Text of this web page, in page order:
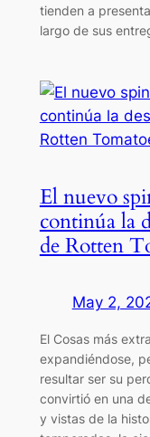
tienden a
largo de sus
El nuevo
continúa la
de Rotten
May 2,
El Cosas más
expandiéndose,
resultar ser su
convirtió en una
y vistas de la